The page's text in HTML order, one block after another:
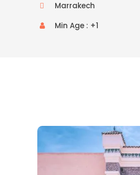
Marrakech
Min Age : +1